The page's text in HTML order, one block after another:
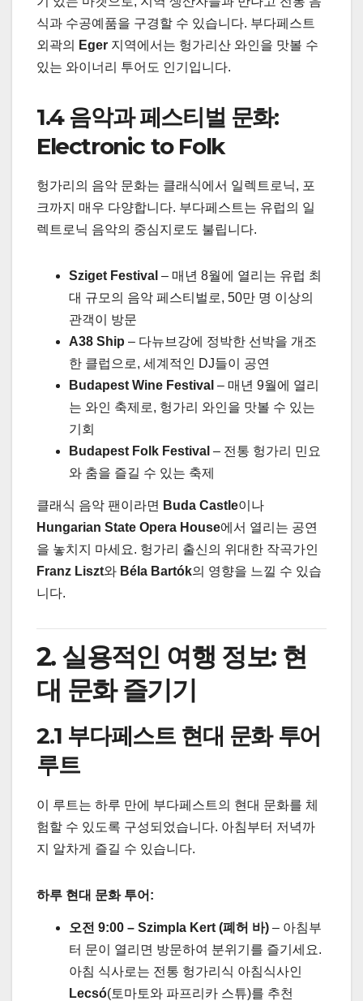
식과 수공예품을 구경할 수 있습니다. 부다페스트
외곽의
Eger 지역에서는 헝가리산 와인을 맛볼 수
있는 와이너리 투어도 인기입니다.
1.4 음악과 페스티벌 문화:
Electronic to Folk
헝가리의 음악 문화는 클래식에서 일렉트로닉, 포
크까지 매우 다양합니다. 부다페스트는 유럽의 일
렉트로닉 음악의 중심지로도 불립니다.
Sziget Festival – 매년 8월에 열리는 유럽 최
대 규모의 음악 페스티벌로, 50만 명 이상의
관객이 방문
A38 Ship – 다뉴브강에 정박한 선박을 개조
한 클럽으로, 세계적인 DJ들이 공연
Budapest Wine Festival – 매년 9월에 열리
는 와인 축제로, 헝가리 와인을 맛볼 수 있는
기회
Budapest Folk Festival – 전통 헝가리 민요
와 춤을 즐길 수 있는 축제
클래식 음악 팬이라면 Buda Castle이나
Hungarian State Opera House에서 열리는 공연
을 놓치지 마세요. 헝가리 출신의 위대한 작곡가인
Franz Liszt와 Béla Bartók의 영향을 느낄 수 있습
니다.
2. 실용적인 여행 정보: 현
대 문화 즐기기
2.1 부다페스트 현대 문화 투어
루트
이 루트는 하루 만에 부다페스트의 현대 문화를 체
험할 수 있도록 구성되었습니다. 아침부터 저녁까
지 알차게 즐길 수 있습니다.
하루 현대 문화 투어:
오전 9:00 – Szimpla Kert (폐허 바) – 아침부
터 문이 열리면 방문하여 분위기를 즐기세요.
아침 식사로는 전통 헝가리식 아침식사인
Lecsó(토마토와 파프리카 스튜)를 추천